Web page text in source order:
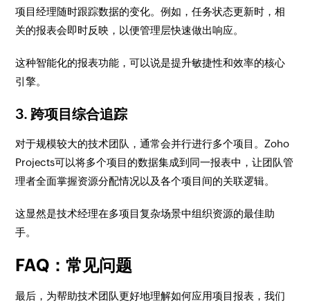
项目经理随时跟踪数据的变化。例如，任务状态更新时，相
关的报表会即时反映，以便管理层快速做出响应。
这种智能化的报表功能，可以说是提升敏捷性和效率的核心
引擎。
3. 跨项目综合追踪
对于规模较大的技术团队，通常会并行进行多个项目。Zoho
Projects可以将多个项目的数据集成到同一报表中，让团队管
理者全面掌握资源分配情况以及各个项目间的关联逻辑。
这显然是技术经理在多项目复杂场景中组织资源的最佳助
手。
FAQ：常见问题
最后，为帮助技术团队更好地理解如何应用项目报表，我们